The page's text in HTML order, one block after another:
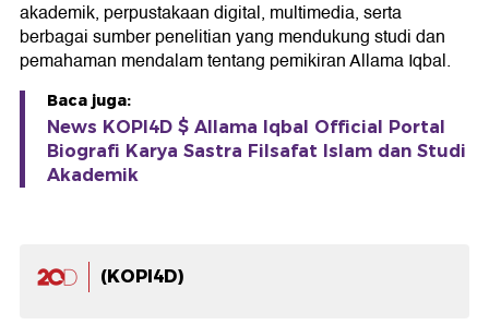
akademik, perpustakaan digital, multimedia, serta
berbagai sumber penelitian yang mendukung studi dan
pemahaman mendalam tentang pemikiran Allama Iqbal.
Baca juga:
News KOPI4D $ Allama Iqbal Official Portal
Biografi Karya Sastra Filsafat Islam dan Studi
Akademik
(KOPI4D)